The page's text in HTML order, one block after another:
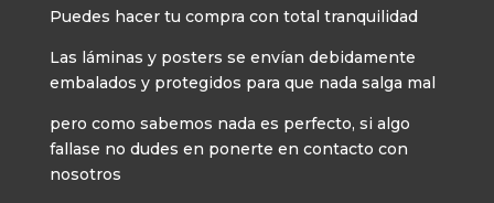
Puedes hacer tu compra con total tranquilidad
Las láminas y posters se envían debidamente
embalados y protegidos para que nada salga mal
pero como sabemos nada es perfecto, si algo
fallase no dudes en ponerte en contacto con
nosotros